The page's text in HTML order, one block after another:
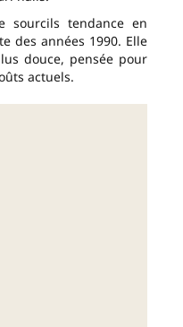
sourcils tendance en
des années 1990. Elle
douce, pensée pour
actuels.